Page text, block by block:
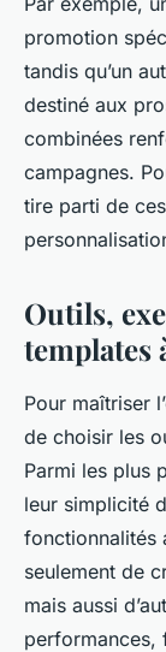
promotion
tandis qu’un
destiné aux
combinées
campagnes.
tire parti de
Outils,
templates
Pour maîtriser
de choisir les
Parmi les plus
leur simplicité
fonctionnalités
seulement de
mais aussi
performances,